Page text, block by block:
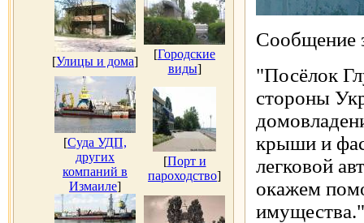
[Улицы и дома]
[Городские
виды]
[Суда УДП,
других
компаний в
Измаиле]
[Порт и
пароходство]
Сообщение
"Посёлок
стороны
крыши и
легковой
окажем
имущества."